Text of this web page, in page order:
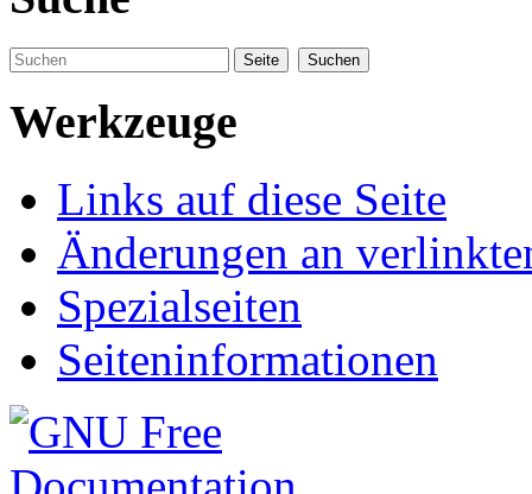
Werkzeuge
Links auf diese Seite
Änderungen an
Spezialseiten
Seiteninformationen